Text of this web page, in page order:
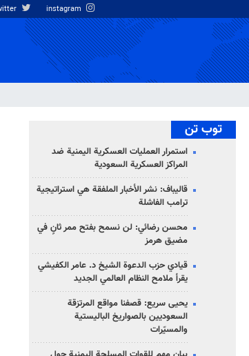
توب تن
استمرار العمليات العسكرية اليمنية ضد
المراكز العسكرية السعودية
قاليباف: نشر الأخبار الملفقة هي استراتيجية
ترامب الفاشلة
محسن رضائي: لن نسمح بفتح ممر ثانٍ في
مضيق هرمز
قيادي حزب الدعوة الشيخ د. عامر الكفيشي
يقرأ ملامح النظام العالمي الجديد
يحيى سريع: قصفنا مواقع المرتزقة
السعوديين بالصواريخ الباليستية
والمسيّرات